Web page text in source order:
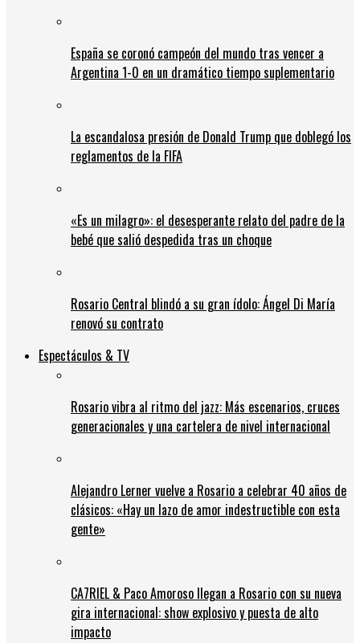
España se coronó campeón del mundo tras vencer a
Argentina 1-0 en un dramático tiempo suplementario
La escandalosa presión de Donald Trump que doblegó los
reglamentos de la FIFA
«Es un milagro»: el desesperante relato del padre de la
bebé que salió despedida tras un choque
Rosario Central blindó a su gran ídolo: Ángel Di María
renovó su contrato
Espectáculos & TV
Rosario vibra al ritmo del jazz: Más escenarios, cruces
generacionales y una cartelera de nivel internacional
Alejandro Lerner vuelve a Rosario a celebrar 40 años de
clásicos: «Hay un lazo de amor indestructible con esta
gente»
CA7RIEL & Paco Amoroso llegan a Rosario con su nueva
gira internacional: show explosivo y puesta de alto
impacto